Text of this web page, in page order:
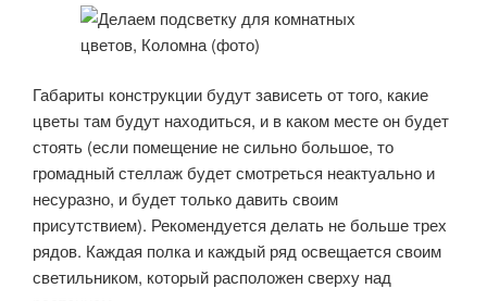
Габариты конструкции будут зависеть от того, какие
цветы там будут находиться, и в каком месте он будет
стоять (если помещение не сильно большое, то
громадный стеллаж будет смотреться неактуально и
несуразно, и будет только давить своим
присутствием). Рекомендуется делать не больше трех
рядов. Каждая полка и каждый ряд освещается своим
светильником, который расположен сверху над